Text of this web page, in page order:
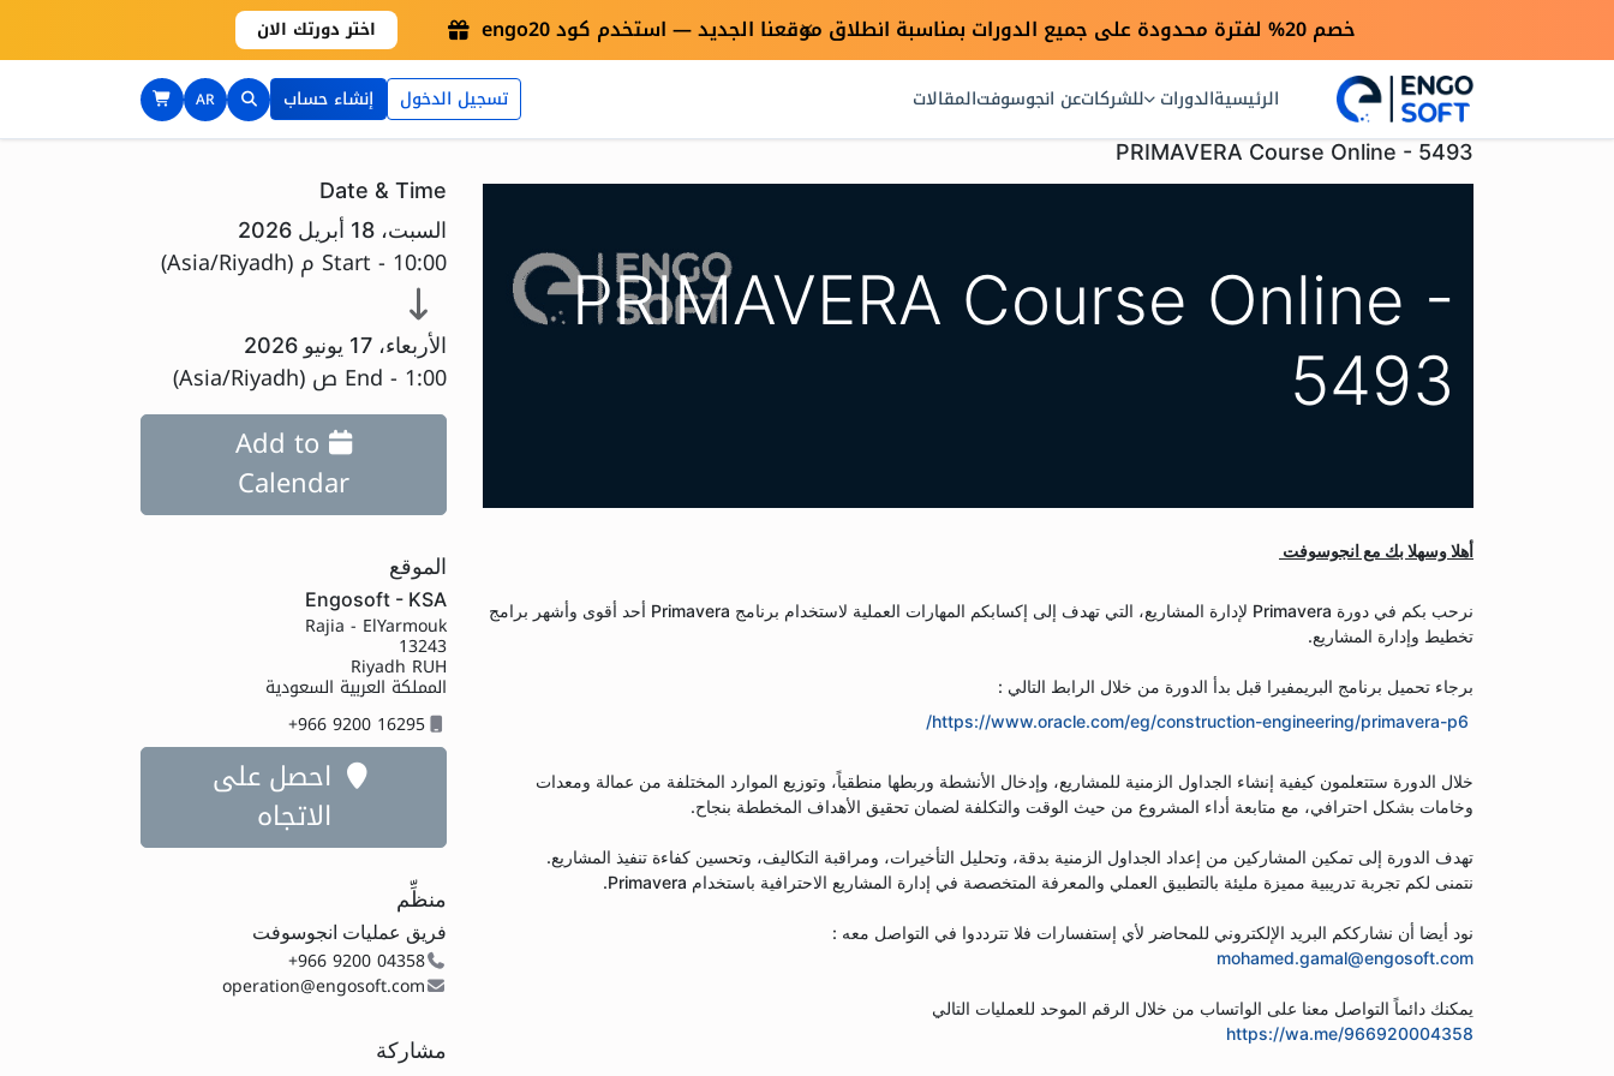
خصم 20% لفترة محدودة على جميع الدورات بمناسبة انطلاق موقعنا الجديد — استخدم كود engo20 اختر دورتك الان ×
الرئيسيةالدورات للشركاتعن انجوسوفتالمقالات تسجيل الدخول إنشاء حساب AR
PRIMAVERA Course Online - 5493
PRIMAVERA Course Online -
5493
أهلا وسهلا بك مع انجوسوفت
نرحب بكم في دورة Primavera لإدارة المشاريع، التي تهدف إلى إكسابكم المهارات العملية لاستخدام برنامج Primavera أحد أقوى وأشهر برامج
تخطيط وإدارة المشاريع.
برجاء تحميل برنامج البريمفيرا قبل بدأ الدورة من خلال الرابط التالي :
https://www.oracle.com/eg/construction-engineering/primavera-p6
/
خلال الدورة ستتعلمون كيفية إنشاء الجداول الزمنية للمشاريع، وإدخال الأنشطة وربطها منطقياً، وتوزيع الموارد المختلفة من عمالة ومعدات
وخامات بشكل احترافي، مع متابعة أداء المشروع من حيث الوقت والتكلفة لضمان تحقيق الأهداف المخططة بنجاح.
تهدف الدورة إلى تمكين المشاركين من إعداد الجداول الزمنية بدقة، وتحليل التأخيرات، ومراقبة التكاليف، وتحسين كفاءة تنفيذ المشاريع.
نتمنى لكم تجربة تدريبية مميزة مليئة بالتطبيق العملي والمعرفة المتخصصة في إدارة المشاريع الاحترافية باستخدام Primavera.
نود أيضا أن نشارككم البريد الإلكتروني للمحاضر لأي إستفسارات فلا تترددوا في التواصل معه :
mohamed.gamal@engosoft.com
يمكنك دائماً التواصل معنا على الواتساب من خلال الرقم الموحد للعمليات التالي
https://wa.me/966920004358
Date & Time
السبت، 18 أبريل 2026
Start - 10:00 م (
Asia/Riyadh
)
الأربعاء، 17 يونيو 2026
End - 1:00 ص (
Asia/Riyadh
)
Add to
Calendar
الموقع
Engosoft - KSA
Rajia - ElYarmouk
13243
Riyadh RUH
المملكة العربية السعودية
+966 9200 16295
احصل على
الاتجاه
منظِّم
فريق عمليات انجوسوفت
+966 9200 04358
operation@engosoft.com
مشاركة